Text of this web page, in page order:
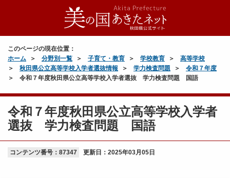
このページの現在位置：
ホーム
分野別一覧 子育て・教育 学校教育
高等学校
秋田県公立高等学校入学者選抜情報
学力検査問題
令和７年度
令和７年度秋田県公立高等学校入学者選抜 学力検査問題 国語
令和７年度秋田県公立高等学校入学者
選抜 学力検査問題 国語
コンテンツ番号：87347 更新日： 2025年03月05日